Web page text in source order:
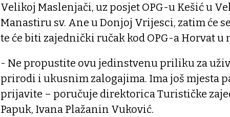
Velikoj Maslenjači, uz posjet OPG-u Kešić u
Manastiru sv. Ane u Donjoj Vrijesci, zatim će
te će biti zajednički ručak kod OPG-a Horvat u
- Ne propustite ovu jedinstvenu priliku za
prirodi i ukusnim zalogajima. Ima još mjesta
prijavite – poručuje direktorica Turističke
Papuk, Ivana Plažanin Vuković.